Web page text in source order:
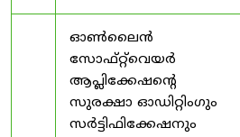
ഓൺലൈൻ
സോഫ്റ്റ്‌വെയർ
ആപ്ലിക്കേഷന്റെ
സുരക്ഷാ ഓഡിറ്റിംഗും
സർട്ടിഫിക്കേഷനും